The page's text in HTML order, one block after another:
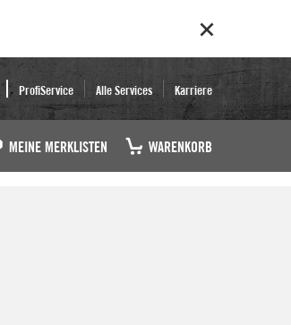
ProfiService Alle Services Karriere
MEINE MERKLISTEN WARENKORB